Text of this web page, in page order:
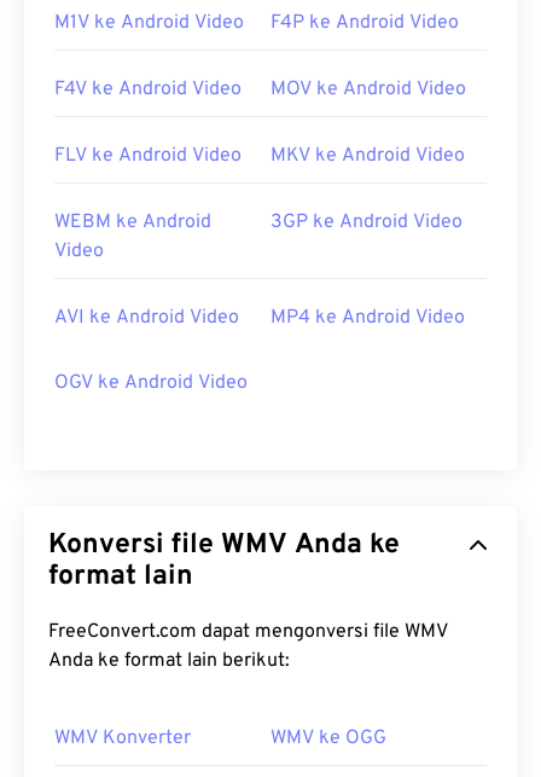
M1V ke Android Video F4P ke Android Video
F4V ke Android Video MOV ke Android Video
FLV ke Android Video MKV ke Android Video
WEBM ke Android
Video
3GP ke Android Video
AVI ke Android Video MP4 ke Android Video
OGV ke Android Video
Konversi file WMV Anda ke
format lain
FreeConvert.com dapat mengonversi file WMV
Anda ke format lain berikut:
WMV Konverter WMV ke OGG